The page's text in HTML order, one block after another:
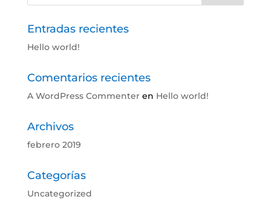
Entradas recientes
Hello world!
Comentarios recientes
A WordPress Commenteren Hello world!
Archivos
febrero 2019
Categorías
Uncategorized